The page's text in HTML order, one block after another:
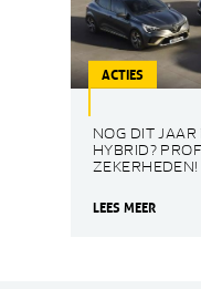
ACTIES
NOG DIT JAAR
HYBRID?
ZEKERHEDEN!
LEES MEER